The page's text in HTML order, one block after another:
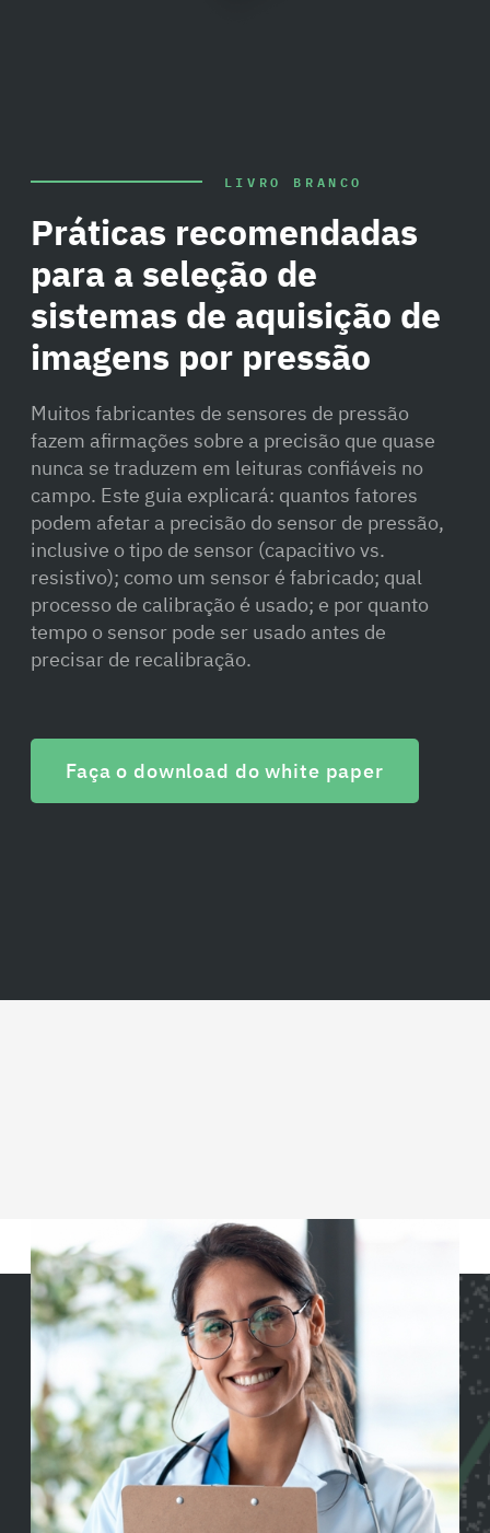
LIVRO BRANCO
Práticas recomendadas
para a seleção de
sistemas de aquisição de
imagens por pressão
Muitos fabricantes de sensores de pressão
fazem afirmações sobre a precisão que quase
nunca se traduzem em leituras confiáveis no
campo. Este guia explicará: quantos fatores
podem afetar a precisão do sensor de pressão,
inclusive o tipo de sensor (capacitivo vs.
resistivo); como um sensor é fabricado; qual
processo de calibração é usado; e por quanto
tempo o sensor pode ser usado antes de
precisar de recalibração.
Faça o download do white paper